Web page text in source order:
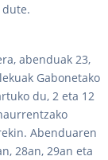
dute.
abenduak 23,
Gabonetako
du, 2 eta 12
Abenduaren
28an, 29an eta